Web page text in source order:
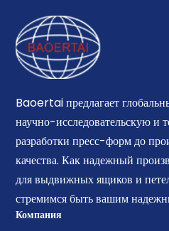
Baoertai предлагает
научно-исследовательскую и
разработки пресс-форм до
качества. Как надежный
для выдвижных ящиков и
стремимся быть вашим
Компания